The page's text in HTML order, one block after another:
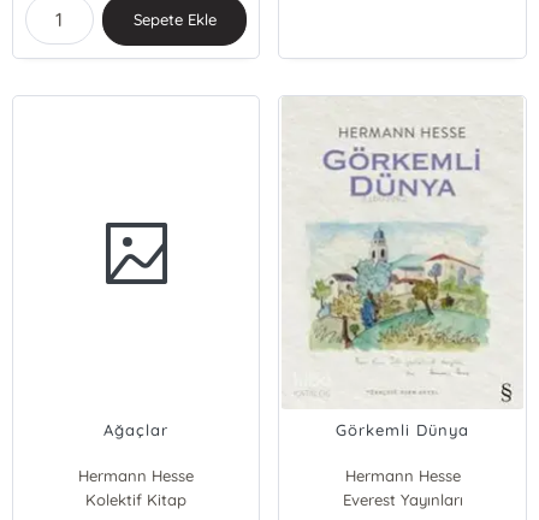
Sepete Ekle
Ağaçlar
Hermann Hesse
Kolektif Kitap
Görkemli Dünya
Hermann Hesse
Everest Yayınları